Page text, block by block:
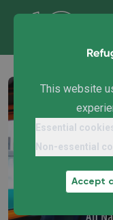
This website
Essential
Non-essential
Accept